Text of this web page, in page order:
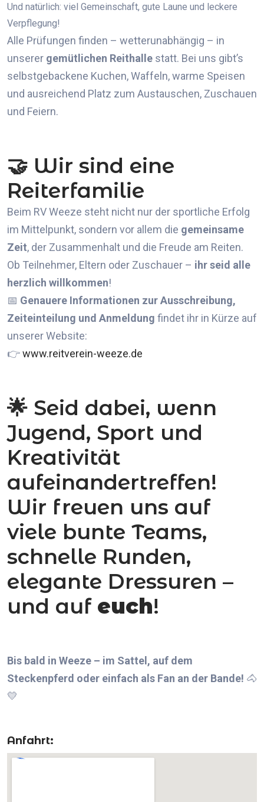
Und natürlich: viel Gemeinschaft, gute Laune und leckere
Verpflegung!
Alle Prüfungen finden – wetterunabhängig – in
unserer gemütlichen Reithalle statt. Bei uns gibt’s
selbstgebackene Kuchen, Waffeln, warme Speisen
und ausreichend Platz zum Austauschen, Zuschauen
und Feiern.
🤝 Wir sind eine
Reiterfamilie
Beim RV Weeze steht nicht nur der sportliche Erfolg
im Mittelpunkt, sondern vor allem die gemeinsame
Zeit, der Zusammenhalt und die Freude am Reiten.
Ob Teilnehmer, Eltern oder Zuschauer – ihr seid alle
herzlich willkommen!
📅 Genauere Informationen zur Ausschreibung,
Zeiteinteilung und Anmeldung findet ihr in Kürze auf
unserer Website:
👉www.reitverein-weeze.de
🌟 Seid dabei, wenn
Jugend, Sport und
Kreativität
aufeinandertreffen!
Wir freuen uns auf
viele bunte Teams,
schnelle Runden,
elegante Dressuren –
und auf euch!
Bis bald in Weeze – im Sattel, auf dem
Steckenpferd oder einfach als Fan an der Bande! 🐴
💛
Anfahrt: